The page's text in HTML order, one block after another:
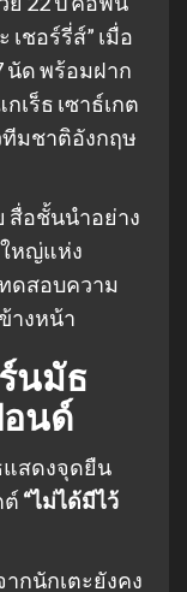
ชอร์รี่ส์” เมื่อ
นัด พร้อมฝาก
เร็ธ เซาธ์เกต
ทีมชาติอังกฤษ
สื่อชั้นนำอย่าง
ใหญ่แห่ง
ดสอบความ
างหน้า
นมัธ
อนด์
แสดงจุดยืน
ต์ “ไม่ได้มีไว้
กนักเตะยังคง